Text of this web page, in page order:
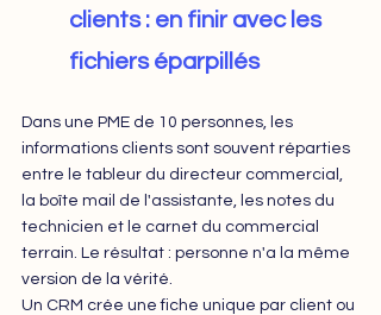
clients : en finir avec les
fichiers éparpillés
Dans une PME de 10 personnes, les
informations clients sont souvent réparties
entre le tableur du directeur commercial,
la boîte mail de l'assistante, les notes du
technicien et le carnet du commercial
terrain. Le résultat : personne n'a la même
version de la vérité.
Un CRM crée une fiche unique par client ou